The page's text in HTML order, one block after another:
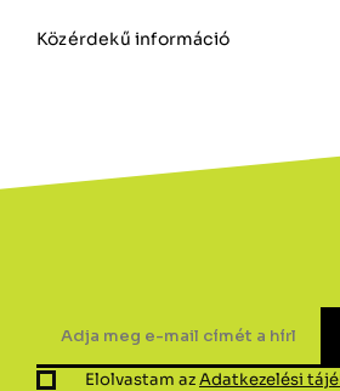
Közérdekű információ
Elolvastam azAdatkezelési